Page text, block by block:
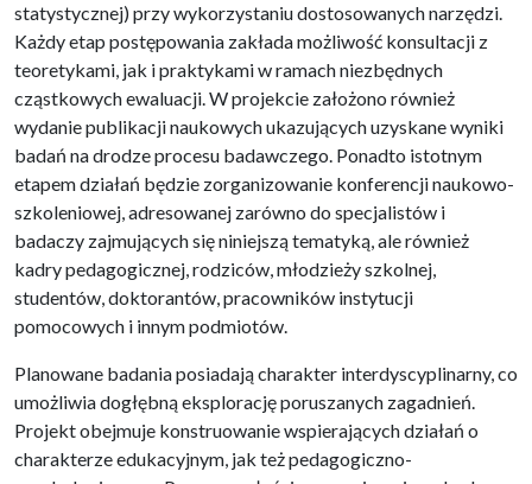
statystycznej) przy wykorzystaniu dostosowanych narzędzi.
Każdy etap postępowania zakłada możliwość konsultacji z
teoretykami, jak i praktykami w ramach niezbędnych
cząstkowych ewaluacji. W projekcie założono również
wydanie publikacji naukowych ukazujących uzyskane wyniki
badań na drodze procesu badawczego. Ponadto istotnym
etapem działań będzie zorganizowanie konferencji naukowo-
szkoleniowej, adresowanej zarówno do specjalistów i
badaczy zajmujących się niniejszą tematyką, ale również
kadry pedagogicznej, rodziców, młodzieży szkolnej,
studentów, doktorantów, pracowników instytucji
pomocowych i innym podmiotów.
Planowane badania posiadają charakter interdyscyplinarny, co
umożliwia dogłębną eksplorację poruszanych zagadnień.
Projekt obejmuje konstruowanie wspierających działań o
charakterze edukacyjnym, jak też pedagogiczno-